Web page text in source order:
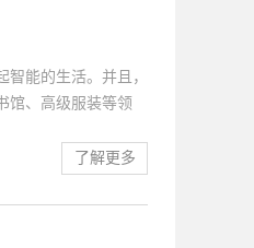
很强的防...
能的生活。并且，
馆、高级服装等领
。除此之外，电子
码保护数据内容，使
了解更多